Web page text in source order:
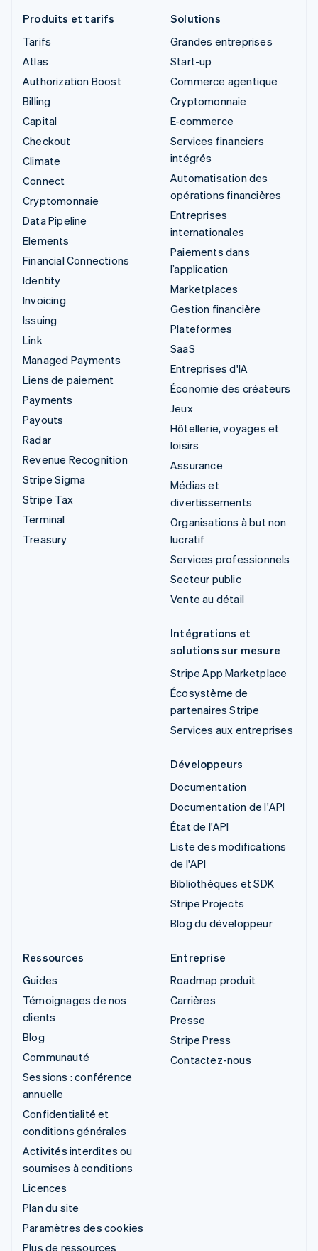
Produits et tarifs
Tarifs
Atlas
Authorization Boost
Billing
Capital
Checkout
Climate
Connect
Cryptomonnaie
Data Pipeline
Elements
Financial Connections
Identity
Invoicing
Issuing
Link
Managed Payments
Liens de paiement
Payments
Payouts
Radar
Revenue Recognition
Stripe Sigma
Stripe Tax
Terminal
Treasury
Solutions
Grandes entreprises
Start-up
Commerce agentique
Cryptomonnaie
E-commerce
Services financiers
intégrés
Automatisation des
opérations financières
Entreprises
internationales
Paiements dans
l’application
Marketplaces
Gestion financière
Plateformes
SaaS
Entreprises d'IA
Économie des créateurs
Jeux
Hôtellerie, voyages et
loisirs
Assurance
Médias et
divertissements
Organisations à but non
lucratif
Services professionnels
Secteur public
Vente au détail
Intégrations et
solutions sur mesure
Stripe App Marketplace
Écosystème de
partenaires Stripe
Services aux entreprises
Développeurs
Documentation
Documentation de l'API
État de l'API
Liste des modifications
de l'API
Bibliothèques et SDK
Stripe Projects
Blog du développeur
Ressources
Guides
Témoignages de nos
clients
Blog
Communauté
Sessions : conférence
annuelle
Confidentialité et
conditions générales
Activités interdites ou
soumises à conditions
Licences
Plan du site
Paramètres des cookies
Plus de ressources
Entreprise
Roadmap produit
Carrières
Presse
Stripe Press
Contactez-nous